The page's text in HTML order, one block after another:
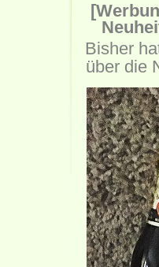
Bisher
über die